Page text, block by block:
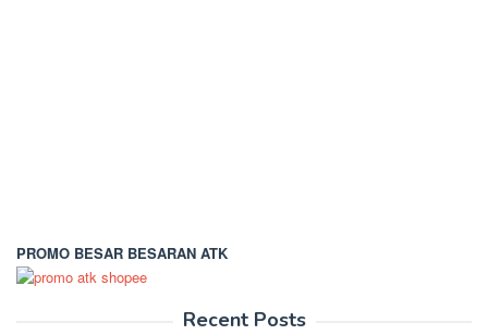
PROMO BESAR BESARAN ATK
Recent Posts